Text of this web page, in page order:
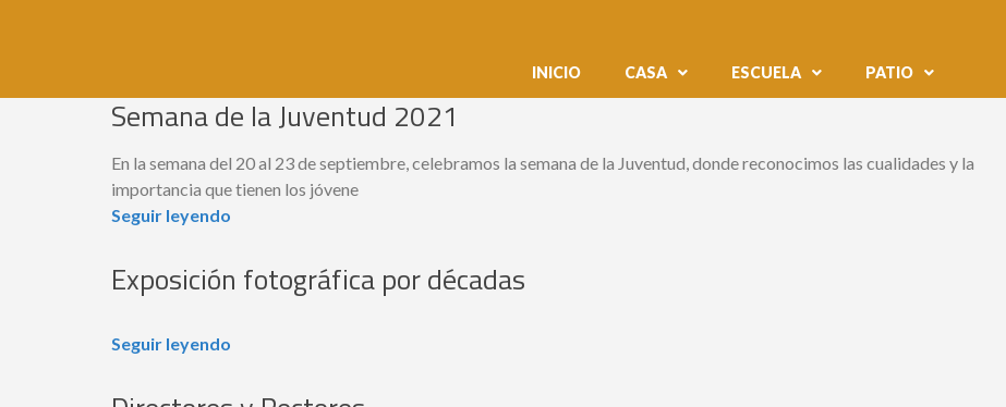
INICIO CASA ESCUELA PATIO
Semana de la Juventud 2021
En la semana del 20 al 23 de septiembre, celebramos la semana de la Juventud, donde reconocimos las cualidades y la
importancia que tienen los jóvene
Seguir leyendo
Exposición fotográfica por décadas
Seguir leyendo